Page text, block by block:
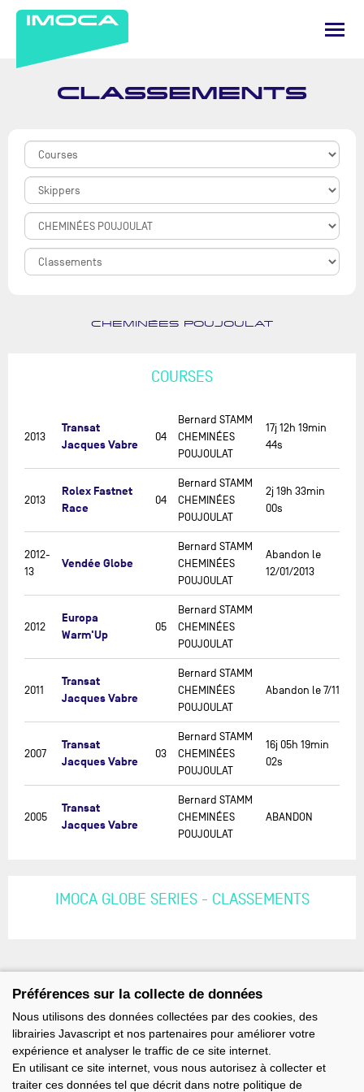
CLASSEMENTS
CHEMINÉES POUJOULAT
COURSES
2013
Transat
Jacques Vabre
04
Bernard STAMM
CHEMINÉES
POUJOULAT
17j 12h 19min
44s
2013
Rolex Fastnet
Race
04
Bernard STAMM
CHEMINÉES
POUJOULAT
2j 19h 33min
00s
2012-
13
Vendée Globe
Bernard STAMM
CHEMINÉES
POUJOULAT
Abandon le
12/01/2013
2012
Europa
Warm'Up
05
Bernard STAMM
CHEMINÉES
POUJOULAT
2011
Transat
Jacques Vabre
Bernard STAMM
CHEMINÉES
POUJOULAT
Abandon le 7/11
2007
Transat
Jacques Vabre
03
Bernard STAMM
CHEMINÉES
POUJOULAT
16j 05h 19min
02s
2005
Transat
Jacques Vabre
Bernard STAMM
CHEMINÉES
POUJOULAT
ABANDON
IMOCA GLOBE SERIES - CLASSEMENTS
Préférences sur la collecte de données
Nous utilisons des données collectées par des cookies, des
librairies Javascript et nos partenaires pour améliorer votre
expérience et analyser le traffic de ce site internet.
En utilisant ce site internet, vous nous autorisez à collecter et
traiter ces données tel que décrit dans notre politique de